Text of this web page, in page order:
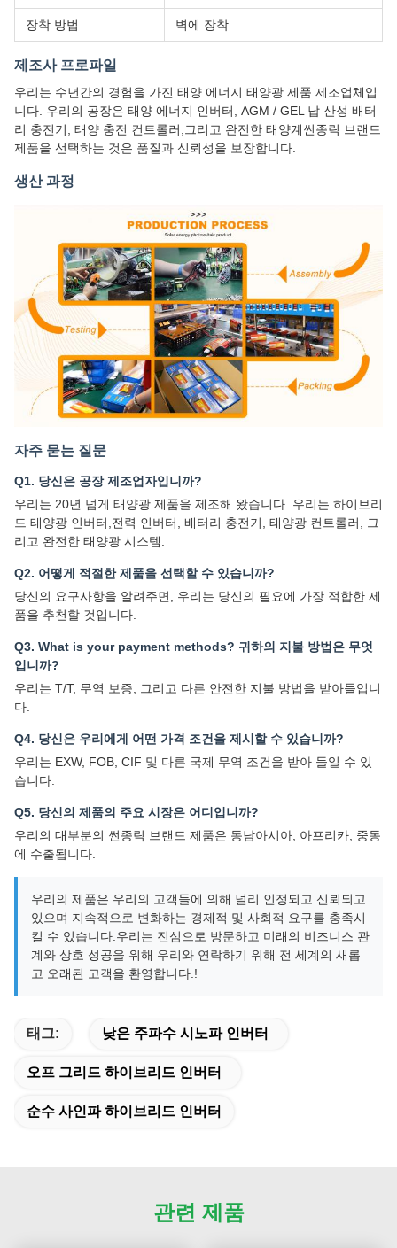
장착 방법 벽에 장착
제조사 프로파일
우리는 수년간의 경험을 가진 태양 에너지 태양광 제품 제조업체입
니다. 우리의 공장은 태양 에너지 인버터, AGM / GEL 납 산성 배터
리 충전기, 태양 충전 컨트롤러,그리고 완전한 태양계썬종릭 브랜드
제품을 선택하는 것은 품질과 신뢰성을 보장합니다.
생산 과정
자주 묻는 질문
Q1. 당신은 공장 제조업자입니까?
우리는 20년 넘게 태양광 제품을 제조해 왔습니다. 우리는 하이브리
드 태양광 인버터,전력 인버터, 배터리 충전기, 태양광 컨트롤러, 그
리고 완전한 태양광 시스템.
Q2. 어떻게 적절한 제품을 선택할 수 있습니까?
당신의 요구사항을 알려주면, 우리는 당신의 필요에 가장 적합한 제
품을 추천할 것입니다.
Q3. What is your payment methods? 귀하의 지불 방법은 무엇
입니까?
우리는 T/T, 무역 보증, 그리고 다른 안전한 지불 방법을 받아들입니
다.
Q4. 당신은 우리에게 어떤 가격 조건을 제시할 수 있습니까?
우리는 EXW, FOB, CIF 및 다른 국제 무역 조건을 받아 들일 수 있
습니다.
Q5. 당신의 제품의 주요 시장은 어디입니까?
우리의 대부분의 썬종릭 브랜드 제품은 동남아시아, 아프리카, 중동
에 수출됩니다.
우리의 제품은 우리의 고객들에 의해 널리 인정되고 신뢰되고
있으며 지속적으로 변화하는 경제적 및 사회적 요구를 충족시
킬 수 있습니다.우리는 진심으로 방문하고 미래의 비즈니스 관
계와 상호 성공을 위해 우리와 연락하기 위해 전 세계의 새롭
고 오래된 고객을 환영합니다.!
태그: 낮은 주파수 시노파 인버터
오프 그리드 하이브리드 인버터
순수 사인파 하이브리드 인버터
관련 제품